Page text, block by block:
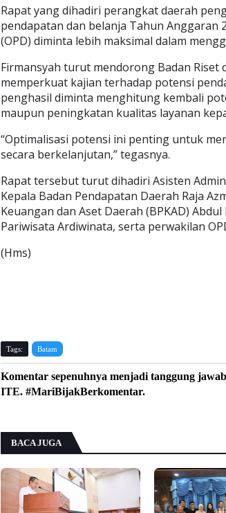
Rapat yang dihadiri perangkat daerah
pendapatan dan belanja Tahun Anggaran
(OPD) diminta lebih maksimal dalam
Firmansyah turut mendorong Badan Riset
memperkuat kajian terhadap potensi
penghasil diminta menghitung kembali
maupun peningkatan kualitas layanan
“Optimalisasi potensi ini penting untuk
secara berkelanjutan,” tegasnya.
Rapat tersebut turut dihadiri Asisten
Kepala Badan Pendapatan Daerah Raja
Keuangan dan Aset Daerah (BPKAD)
Pariwisata Ardiwinata, serta perwakilan
(Hms)
Tags: Batam
Komentar sepenuhnya menjadi tanggung
ITE. #MariBijakBerkomentar.
BACA JUGA